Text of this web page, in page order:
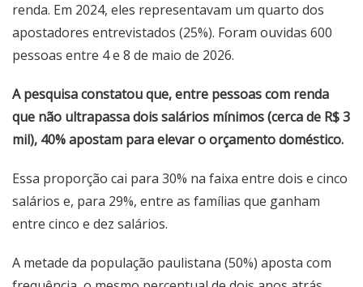
renda. Em 2024, eles representavam um quarto dos
apostadores entrevistados (25%). Foram ouvidas 600
pessoas entre 4 e 8 de maio de 2026.
A pesquisa constatou que, entre pessoas com renda
que não ultrapassa dois salários mínimos (cerca de R$ 3
mil), 40% apostam para elevar o orçamento doméstico.
Essa proporção cai para 30% na faixa entre dois e cinco
salários e, para 29%, entre as famílias que ganham
entre cinco e dez salários.
A metade da população paulistana (50%) aposta com